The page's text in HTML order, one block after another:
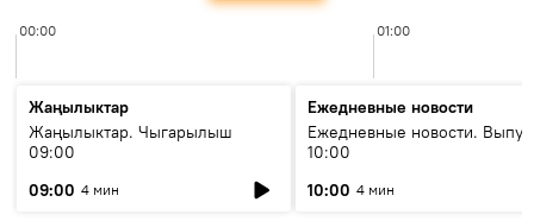
00:00 01:00
Жаңылыктар
Жаңылыктар. Чыгарылыш
09:00
09:00 4 мин
Ежедневные новости
Ежедневные новости.
10:00
10:00 4 мин